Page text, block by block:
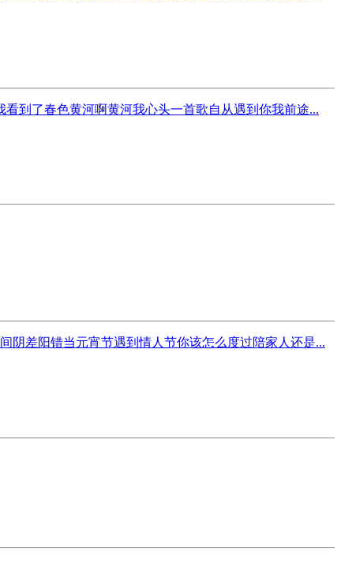
到了春色黄河啊黄河我心头一首歌自从遇到你我前途...
阴差阳错当元宵节遇到情人节你该怎么度过陪家人还是...